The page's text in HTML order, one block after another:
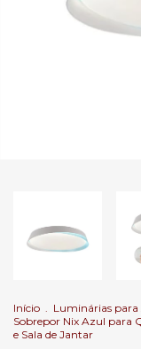
Início . Luminárias para
Sobrepor Nix Azul para
e Sala de Jantar